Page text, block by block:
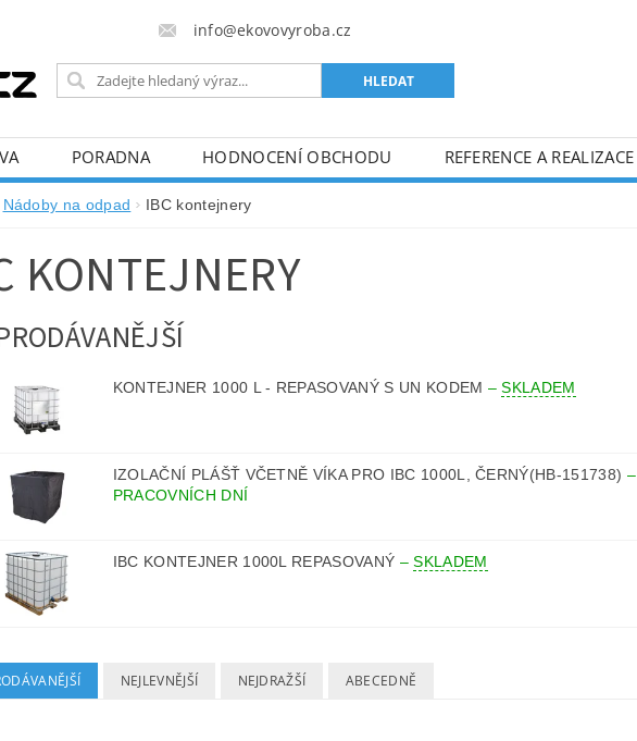
info@ekovovyroba.cz
PORADNA HODNOCENÍ OBCHODU REFERENCE A REALIZACE
Nádoby na odpad IBC kontejnery
KONTEJNERY
KONTEJNER 1000 L - REPASOVANÝ S UN KODEM –SKLADEM
IZOLAČNÍ PLÁŠŤ VČETNĚ VÍKA PRO IBC 1000L, ČERNÝ(HB-151738) –
PRACOVNÍCH DNÍ
IBC KONTEJNER 1000L REPASOVANÝ –SKLADEM
NEJLEVNĚJŠÍ NEJDRAŽŠÍ ABECEDNĚ